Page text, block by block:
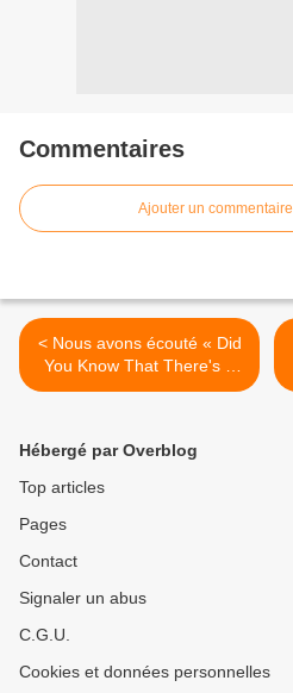
Commentaires
Ajouter un commentaire
< Nous avons écouté « Did
You Know That There's a
Tunnel Under Ocean Blvd »
Hébergé par Overblog
Top articles
Pages
Contact
Signaler un abus
C.G.U.
Cookies et données personnelles